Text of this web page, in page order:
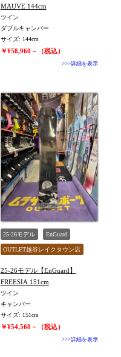
値下げしました
MAUVE 144cm
ツイン
ダブルキャンバー
サイズ: 144cm
￥¥58,960－（税込）
>>>詳細を表示
25-26モデル EnGuard
OUTLET越谷レイクタウン店
値下げしました
25-26モデル【EnGuard】
FREESIA 151cm
ツイン
キャンバー
サイズ: 151cm
￥¥54,560－（税込）
>>>詳細を表示